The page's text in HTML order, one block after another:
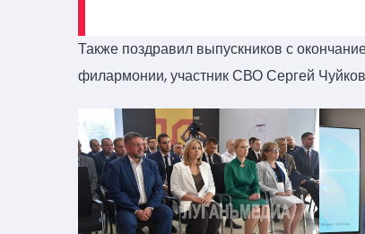
Также поздравил выпускников с
филармонии, участник СВО Сергей